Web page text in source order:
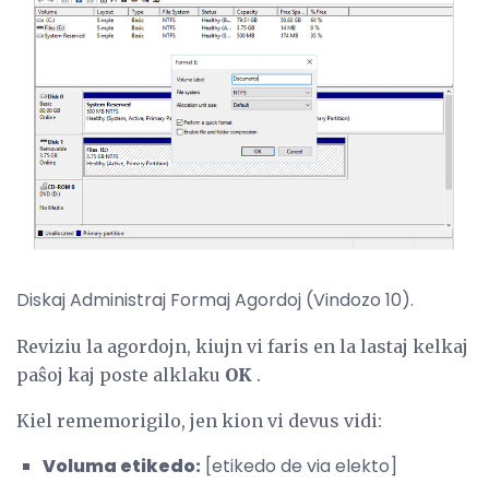
Diskaj Administraj Formaj Agordoj (Vindozo 10).
Reviziu la agordojn, kiujn vi faris en la lastaj kelkaj
paŝoj kaj poste alklaku OK .
Kiel rememorigilo, jen kion vi devus vidi:
Voluma etikedo: [etikedo de via elekto]